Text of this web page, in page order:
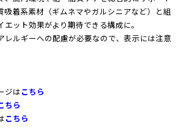
吸着系素材（ギムネマやガルシニアなど）と組
ット効果がより期待できる構成に。
レルギーへの配慮が必要なので、表示には注意
ジはこちら
ちら
こちら